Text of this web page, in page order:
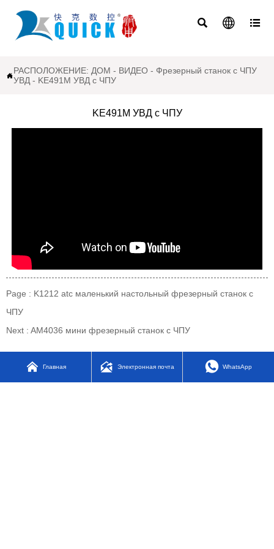
  
РАСПОЛОЖЕНИЕ: ДОМ - ВИДЕО - Фрезерный станок с ЧПУ
УВД - KE491M УВД с ЧПУ
KE491M УВД с ЧПУ
Page : K1212 atc маленький настольный фрезерный станок с
ЧПУ
Next : AM4036 мини фрезерный станок с ЧПУ
 Главная  Электронная почта  WhatsApp